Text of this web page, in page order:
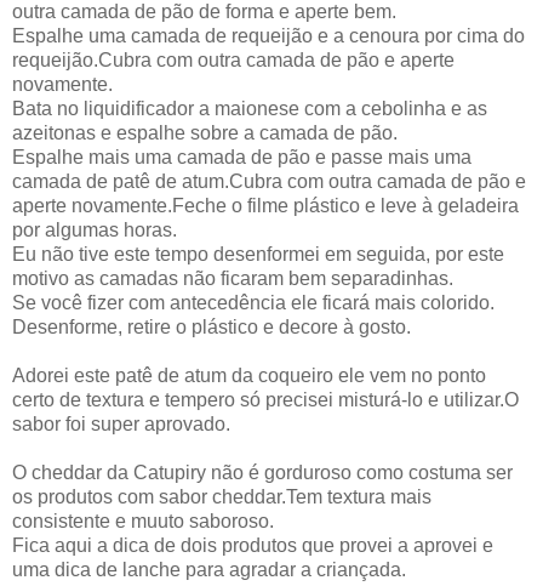
outra camada de pão de forma e aperte bem.
Espalhe uma camada de requeijão e a cenoura por cima do
requeijão.Cubra com outra camada de pão e aperte
novamente.
Bata no liquidificador a maionese com a cebolinha e as
azeitonas e espalhe sobre a camada de pão.
Espalhe mais uma camada de pão e passe mais uma
camada de patê de atum.Cubra com outra camada de pão e
aperte novamente.Feche o filme plástico e leve à geladeira
por algumas horas.
Eu não tive este tempo desenformei em seguida, por este
motivo as camadas não ficaram bem separadinhas.
Se você fizer com antecedência ele ficará mais colorido.
Desenforme, retire o plástico e decore à gosto.
Adorei este patê de atum da coqueiro ele vem no ponto
certo de textura e tempero só precisei misturá-lo e utilizar.O
sabor foi super aprovado.
O cheddar da Catupiry não é gorduroso como costuma ser
os produtos com sabor cheddar.Tem textura mais
consistente e muuto saboroso.
Fica aqui a dica de dois produtos que provei a aprovei e
uma dica de lanche para agradar a criançada.